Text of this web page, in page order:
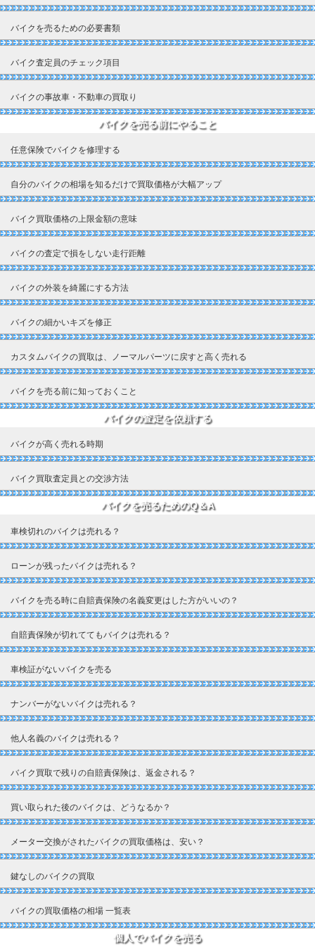
バイクを売るための必要書類
バイク査定員のチェック項目
バイクの事故車・不動車の買取り
バイクを売る前にやること
任意保険でバイクを修理する
自分のバイクの相場を知るだけで買取価格が大幅アップ
バイク買取価格の上限金額の意味
バイクの査定で損をしない走行距離
バイクの外装を綺麗にする方法
バイクの細かいキズを修正
カスタムバイクの買取は、ノーマルパーツに戻すと高く売れる
バイクを売る前に知っておくこと
バイクの査定を依頼する
バイクが高く売れる時期
バイク買取査定員との交渉方法
バイクを売るためのQ＆A
車検切れのバイクは売れる？
ローンが残ったバイクは売れる？
バイクを売る時に自賠責保険の名義変更はした方がいいの？
自賠責保険が切れててもバイクは売れる？
車検証がないバイクを売る
ナンバーがないバイクは売れる？
他人名義のバイクは売れる？
バイク買取で残りの自賠責保険は、返金される？
買い取られた後のバイクは、どうなるか？
メーター交換がされたバイクの買取価格は、安い？
鍵なしのバイクの買取
バイクの買取価格の相場 一覧表
個人でバイクを売る